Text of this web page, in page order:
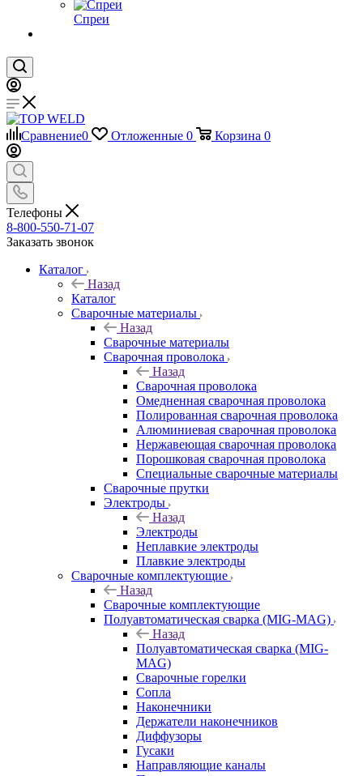
Спреи
Сравнение0 Отложенные 0 Корзина 0
Телефоны
8-800-550-71-07
Заказать звонок
Каталог
Назад
Каталог
Сварочные материалы
Назад
Сварочные материалы
Сварочная проволока
Назад
Сварочная проволока
Омедненная сварочная проволока
Полированная сварочная проволока
Алюминиевая сварочная проволока
Нержавеющая сварочная проволока
Порошковая сварочная проволока
Специальные сварочные материалы
Сварочные прутки
Электроды
Назад
Электроды
Неплавкие электроды
Плавкие электроды
Сварочные комплектующие
Назад
Сварочные комплектующие
Полуавтоматическая сварка (MIG-MAG)
Назад
Полуавтоматическая сварка (MIG-
MAG)
Сварочные горелки
Сопла
Наконечники
Держатели наконечников
Диффузоры
Гусаки
Направляющие каналы